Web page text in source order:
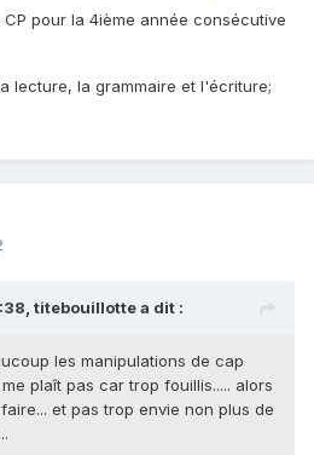
pour la 4ième année consécutive
lecture, la grammaire et l'écriture;
titebouillotte a dit :
les manipulations de cap
plaît pas car trop fouillis..... alors
et pas trop envie non plus de